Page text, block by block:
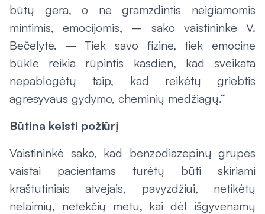
būtų gera, o ne gramzdintis neigiamomis
mintimis, emocijomis, – sako vaistininkė V.
Bečelytė. – Tiek savo fizine, tiek emocine
būkle reikia rūpintis kasdien, kad sveikata
nepablogėtų taip, kad reikėtų griebtis
agresyvaus gydymo, cheminių medžiagų.“
Būtina keisti požiūrį
Vaistininkė sako, kad benzodiazepinų grupės
vaistai pacientams turėtų būti skiriami
kraštutiniais atvejais, pavyzdžiui, netikėtų
nelaimių, netekčių metu, kai dėl išgyvenamų